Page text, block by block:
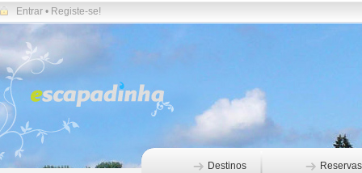
Entrar • Registe-se!
Destinos Reservas